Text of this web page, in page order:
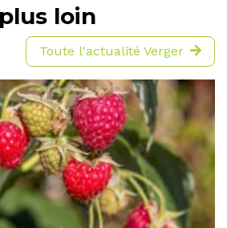
loin
Toute l'actualité Verger